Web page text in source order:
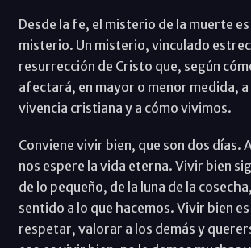
Desde la fe, el misterio de la muerte es
misterio. Un misterio, vinculado
resurrección de Cristo que, según
afectará, en mayor o menor medida,
vivencia cristiana y a cómo vivimos.
Conviene vivir bien, que son dos días.
nos espere la vida eterna. Vivir bien
de lo pequeño, de la luna de la
sentido a lo que hacemos. Vivir bien
respetar, valorar a los demás y